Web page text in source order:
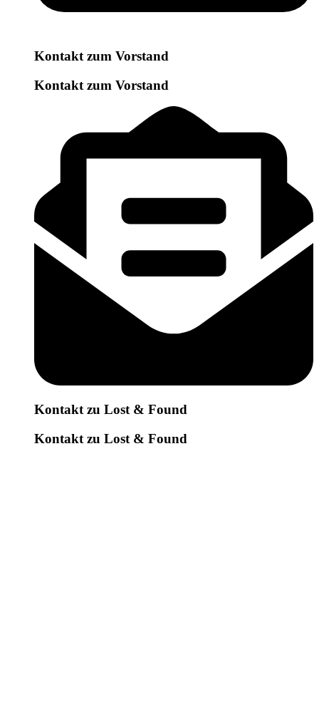
Kontakt zum Vorstand
Kontakt zum Vorstand
Kontakt zu Lost & Found
Kontakt zu Lost & Found